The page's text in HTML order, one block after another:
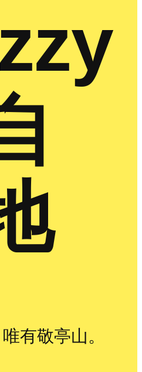
有敬亭山。